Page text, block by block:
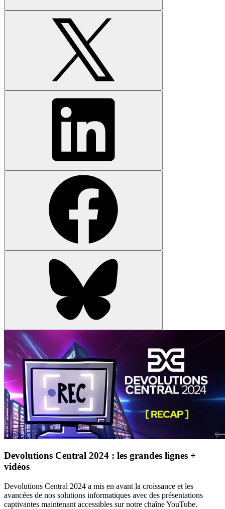
Devolutions Central 2024 : les grandes lignes +
vidéos
Devolutions Central 2024 a mis en avant la croissance et les
avancées de nos solutions informatiques avec des présentations
captivantes maintenant accessibles sur notre chaîne YouTube.